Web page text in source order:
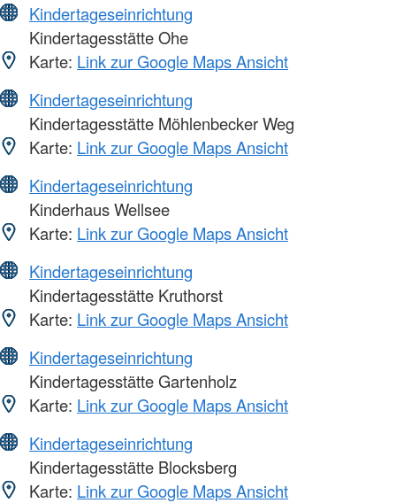
Kindertageseinrichtung
Kindertagesstätte Ohe
Karte: Link zur Google Maps Ansicht
Kindertageseinrichtung
Kindertagesstätte Möhlenbecker Weg
Karte: Link zur Google Maps Ansicht
Kindertageseinrichtung
Kinderhaus Wellsee
Karte: Link zur Google Maps Ansicht
Kindertageseinrichtung
Kindertagesstätte Kruthorst
Karte: Link zur Google Maps Ansicht
Kindertageseinrichtung
Kindertagesstätte Gartenholz
Karte: Link zur Google Maps Ansicht
Kindertageseinrichtung
Kindertagesstätte Blocksberg
Karte: Link zur Google Maps Ansicht